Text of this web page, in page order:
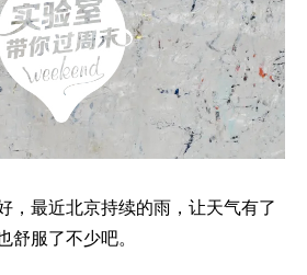
，最近北京持续的雨，让天气有了
舒服了不少吧。